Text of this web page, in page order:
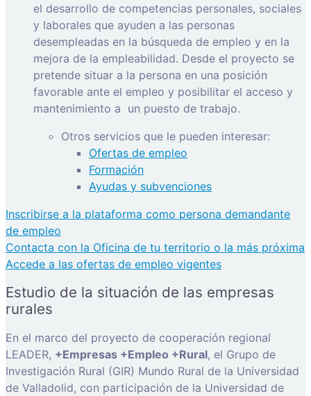
el desarrollo de competencias personales, sociales
y laborales que ayuden a las personas
desempleadas en la búsqueda de empleo y en la
mejora de la empleabilidad. Desde el proyecto se
pretende situar a la persona en una posición
favorable ante el empleo y posibilitar el acceso y
mantenimiento a un puesto de trabajo.
Otros servicios que le pueden interesar:
Ofertas de empleo
Formación
Ayudas y subvenciones
Inscribirse a la plataforma como persona demandante
de empleo
Contacta con la Oficina de tu territorio o la más próxima
Accede a las ofertas de empleo vigentes
Estudio de la situación de las empresas
rurales
En el marco del proyecto de cooperación regional
LEADER, +Empresas +Empleo +Rural, el Grupo de
Investigación Rural (GIR) Mundo Rural de la Universidad
de Valladolid, con participación de la Universidad de